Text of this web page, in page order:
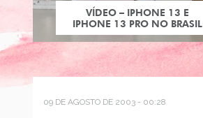
VÍDEO – IPHONE 13 E
IPHONE 13 PRO NO BRASIL
09 DE AGOSTO DE 2003 - 00:28